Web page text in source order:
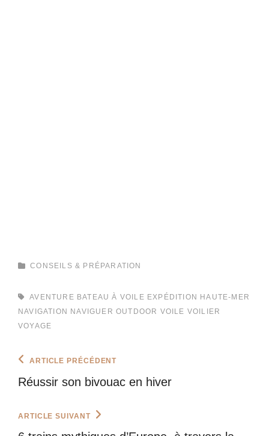
CATEGORIES
CONSEILS & PRÉPARATION
TAGS,AVENTURE BATEAU À VOILE EXPÉDITION
HAUTE-MER
NAVIGATION
NAVIGUER OUTDOOR VOILE VOILIER
VOYAGE
Navigation
de
Previous
Post
ARTICLE PRÉCÉDENT
Réussir son bivouac en hiver
Next
Post
ARTICLE SUIVANT